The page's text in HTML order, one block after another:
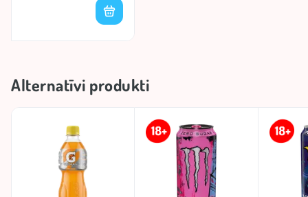
Alternatīvi produkti